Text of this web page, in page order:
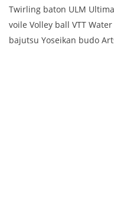
Twirling baton ULM
voile Volley ball VTT
bajutsu Yoseikan budo